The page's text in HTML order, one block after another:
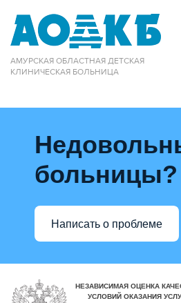
АМУРСКАЯ ОБЛАСТНАЯ ДЕТСКАЯ
КЛИНИЧЕСКАЯ БОЛЬНИЦА
больницы?
Написать о проблеме